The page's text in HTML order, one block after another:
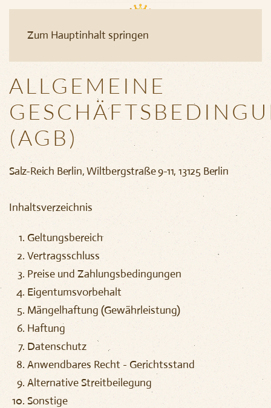
Zum Hauptinhalt springen
ALLGEMEINE
(AGB)
Salz-Reich Berlin, Wiltbergstraße 9-11, 13125 Berlin
Inhaltsverzeichnis
Geltungsbereich
Vertragsschluss
Preise und Zahlungsbedingungen
Eigentumsvorbehalt
Mängelhaftung (Gewährleistung)
Haftung
Datenschutz
Anwendbares Recht - Gerichtsstand
Alternative Streitbeilegung
Sonstige